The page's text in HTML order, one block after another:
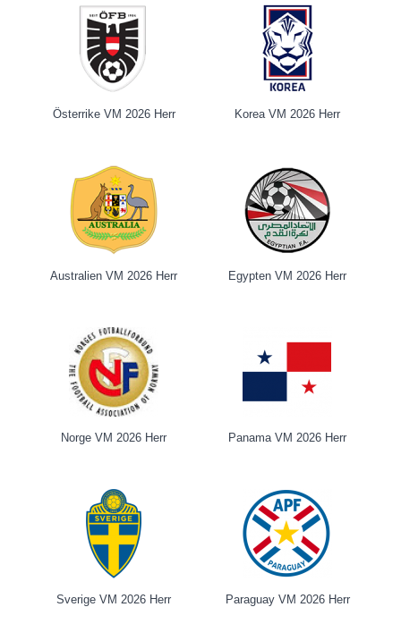
Österrike VM 2026 Herr Korea VM 2026 Herr
Australien VM 2026 Herr Egypten VM 2026 Herr
Norge VM 2026 Herr Panama VM 2026 Herr
Sverige VM 2026 Herr Paraguay VM 2026 Herr